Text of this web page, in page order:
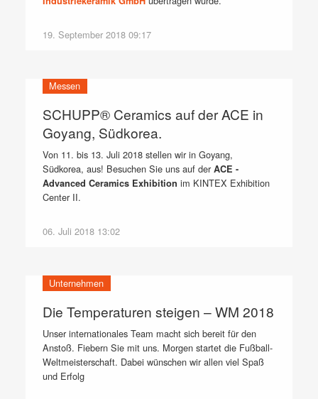
19. September 2018 09:17
Messen
SCHUPP® Ceramics auf der ACE in
Goyang, Südkorea.
Von 11. bis 13. Juli 2018 stellen wir in Goyang,
Südkorea, aus! Besuchen Sie uns auf der ACE -
Advanced Ceramics Exhibition im KINTEX Exhibition
Center II.
06. Juli 2018 13:02
Unternehmen
Die Temperaturen steigen – WM 2018
Unser internationales Team macht sich bereit für den
Anstoß. Fiebern Sie mit uns. Morgen startet die Fußball-
Weltmeisterschaft. Dabei wünschen wir allen viel Spaß
und Erfolg